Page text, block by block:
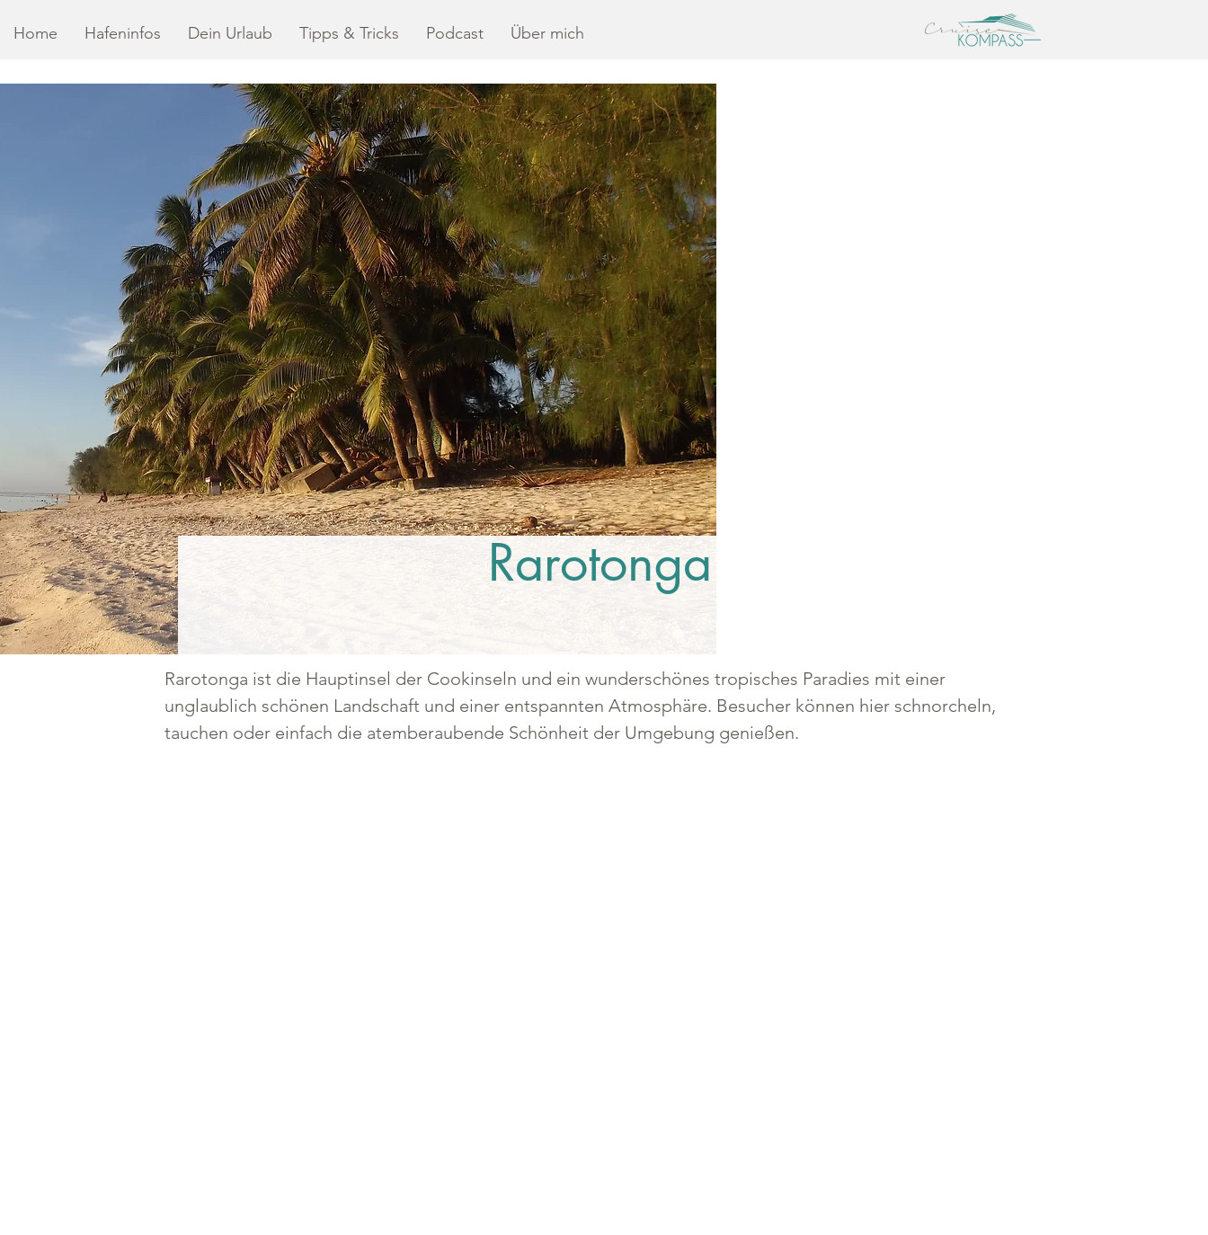
Home Hafeninfos Dein Urlaub Tipps & Tricks Podcast Über mich
Rarotonga
Rarotonga ist die Hauptinsel der Cookinseln und ein wunderschönes tropisches Paradies mit einer
unglaublich schönen Landschaft und einer entspannten Atmosphäre. Besucher können hier schnorcheln,
tauchen oder einfach die atemberaubende Schönheit der Umgebung genießen.